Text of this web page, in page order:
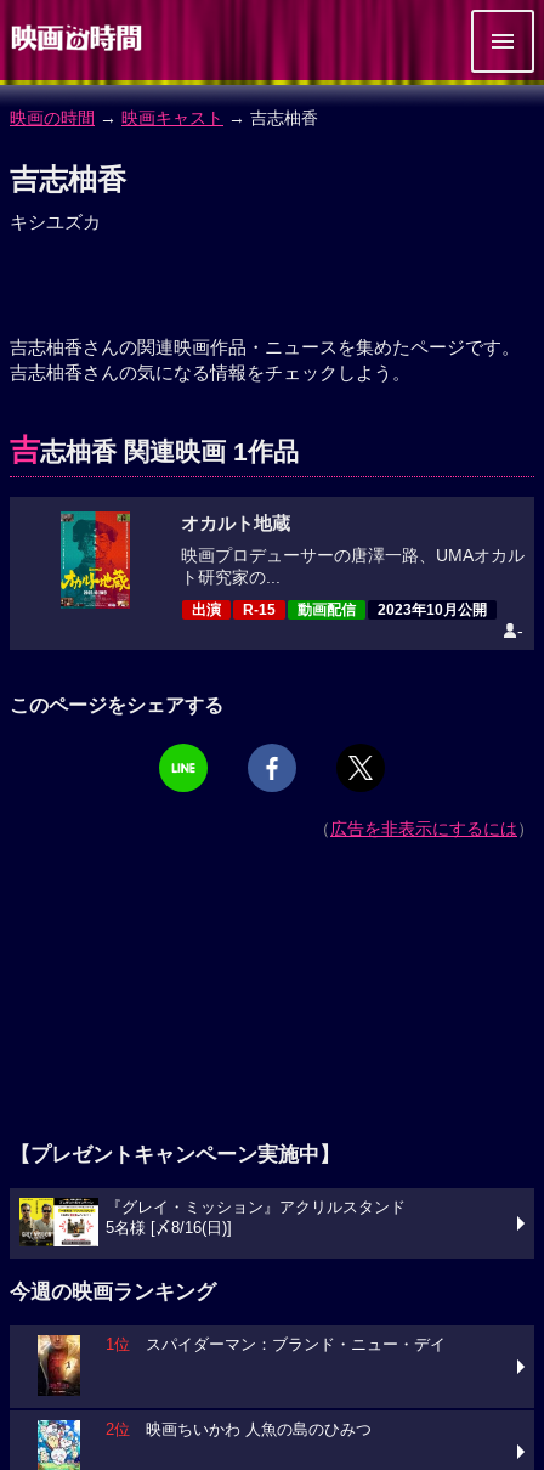
映画の時間 → 映画キャスト → 吉志柚香
吉志柚香
キシユズカ
吉志柚香さんの関連映画作品・ニュースを集めたページです。
吉志柚香さんの気になる情報をチェックしよう。
吉志柚香 関連映画 1作品
オカルト地蔵
映画プロデューサーの唐澤一路、UMAオカル
ト研究家の...
出演 R-15 動画配信 2023年10月公開
-
このページをシェアする
（広告を非表示にするには）
【プレゼントキャンペーン実施中】
『グレイ・ミッション』アクリルスタンド
5名様 [〆8/16(日)]
今週の映画ランキング
1位 スパイダーマン：ブランド・ニュー・デイ
2位 映画ちいかわ 人魚の島のひみつ